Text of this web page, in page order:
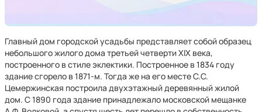
Главный дом городской усадьбы представляет собой образец
небольшого жилого дома третьей четверти XIX века,
построенного в стиле эклектики. Построенное в 1834 году
здание сгорело в 1871-м. Тогда же на его месте С.С.
Цемержинская построила двухэтажный деревянный жилой
дом. С 1890 года здание принадлежало московской мещанке